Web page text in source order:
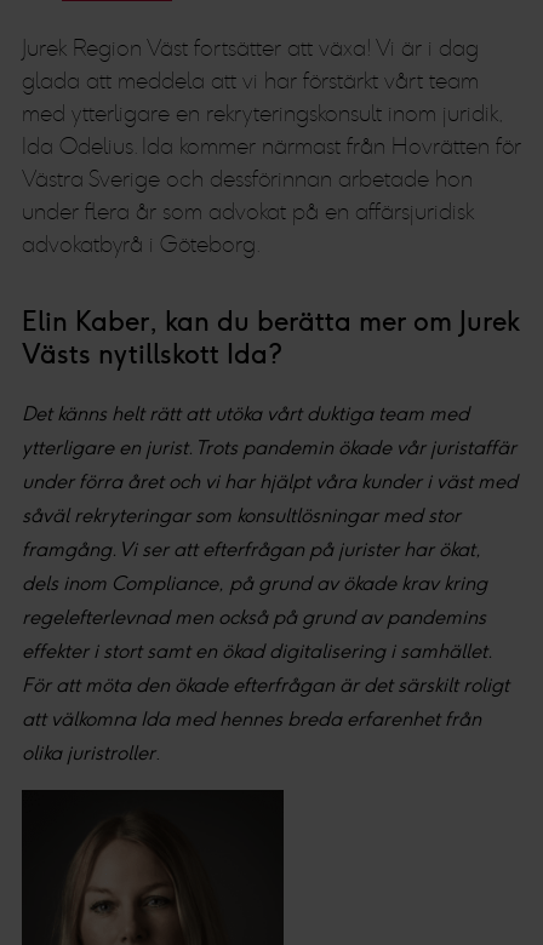
Jurek Region Väst fortsätter att växa! Vi är i dag
glada att meddela att vi har förstärkt vårt team
med ytterligare en rekryteringskonsult inom juridik,
Ida Odelius. Ida kommer närmast från Hovrätten för
Västra Sverige och dessförinnan arbetade hon
under flera år som advokat på en affärsjuridisk
advokatbyrå i Göteborg.
Elin Kaber, kan du berätta mer om Jurek
Västs nytillskott Ida?
Det känns helt rätt att utöka vårt duktiga team med
ytterligare en jurist. Trots pandemin ökade vår juristaffär
under förra året och vi har hjälpt våra kunder i väst med
såväl rekryteringar som konsultlösningar med stor
framgång. Vi ser att efterfrågan på jurister har ökat,
dels inom Compliance, på grund av ökade krav kring
regelefterlevnad men också på grund av pandemins
effekter i stort samt en ökad digitalisering i samhället.
För att möta den ökade efterfrågan är det särskilt roligt
att välkomna Ida med hennes breda erfarenhet från
olika juristroller.